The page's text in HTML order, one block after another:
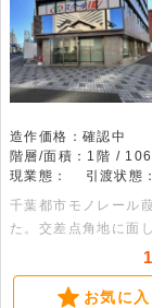
造作価格：確認中
階層/面積：1階 /
現業態：
引渡状態
千葉都市モノレール
た。交差点角地に面
1
お気に